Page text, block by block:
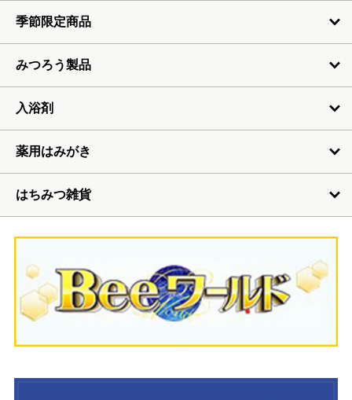
季節限定商品
みつろう製品
入浴剤
薬用はみがき
はちみつ雑貨